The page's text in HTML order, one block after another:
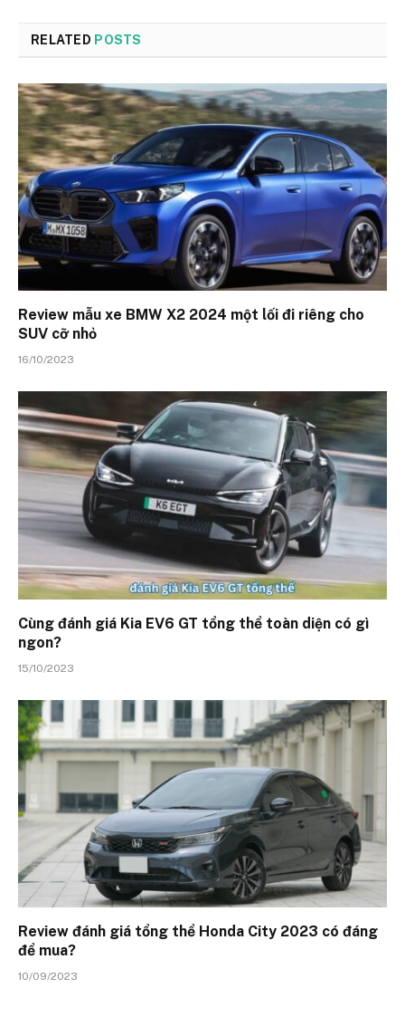
RELATED POSTS
Review mẫu xe BMW X2 2024 một lối đi riêng cho
SUV cỡ nhỏ
16/10/2023
Cùng đánh giá Kia EV6 GT tổng thể toàn diện có gì
ngon?
15/10/2023
Review đánh giá tổng thể Honda City 2023 có đáng
để mua?
10/09/2023